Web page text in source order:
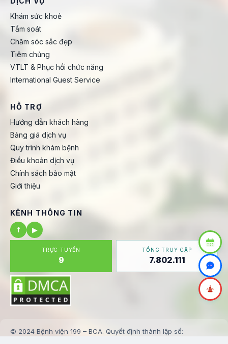
Khám sức khoẻ
Tầm soát
Chăm sóc sắc đẹp
Tiêm chủng
VTLT & Phục hồi chức năng
International Guest Service
HỖ TRỢ
Hướng dẫn khách hàng
Bảng giá dịch vụ
Quy trình khám bệnh
Điều khoản dịch vụ
Chính sách bảo mật
Giới thiệu
KÊNH THÔNG TIN
f
▶
TRỰC TUYẾN
9
TỔNG TRUY CẬP
7.802.111
© 2024 Bệnh viện 199 – BCA. Quyết định thành lập số: